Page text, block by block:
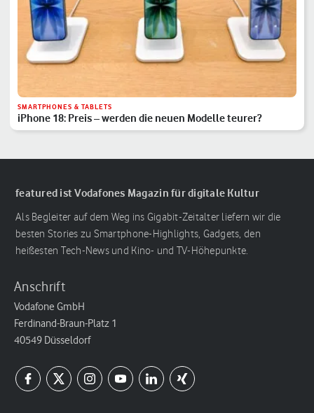
SMARTPHONES & TABLETS
iPhone 18: Preis – werden die neuen Modelle teurer?
featured ist Vodafones Magazin für digitale Kultur
Als Begleiter auf dem Weg ins Gigabit-Zeitalter liefern wir die
besten Stories zu Smartphone-Highlights, Gadgets, den
heißesten Tech-News und Kino- und TV-Höhepunkte.
Anschrift
Vodafone GmbH
Ferdinand-Braun-Platz 1
40549 Düsseldorf